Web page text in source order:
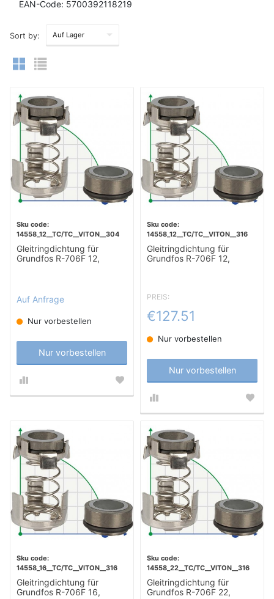
EAN-Code: 5700392118219
Sort by:
14558_12__TC/TC__VITON__304
Gleitringdichtung für
Grundfos R-706F 12,
Auf Anfrage
Nur vorbestellen
Nur vorbestellen
14558_12__TC/TC__VITON__316
Gleitringdichtung für
Grundfos R-706F 12,
PREIS:
€127.51
Nur vorbestellen
Nur vorbestellen
14558_16__TC/TC__VITON__316
Gleitringdichtung für
Grundfos R-706F 16,
14558_22__TC/TC__VITON__316
Gleitringdichtung für
Grundfos R-706F 22,